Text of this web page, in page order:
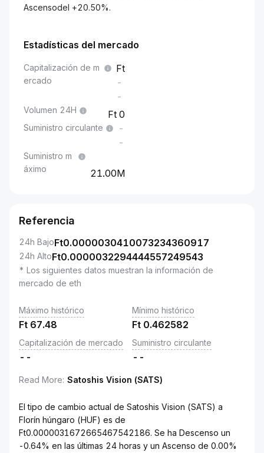
Ascensodel +20.50%.
Estadísticas del mercado
Capitalización de m
ercado
-
-
Volumen 24H 0
Suministro circulante
-
-
Suministro m
áximo
21.00M
Referencia
24h BajoFt0.0000030410073234360917
24h AltoFt0.0000032294444557249543
* Los siguientes datos muestran la información de
mercado de eth
Máximo histórico
Ft 67.48
Mínimo histórico
Ft 0.462582
Capitalización de mercado
--
Suministro circulante
--
Read More: Satoshis Vision (SATS)
El tipo de cambio actual de Satoshis Vision (SATS) a
Florín húngaro (HUF) es de
Ft0.0000031672665467542186. Se ha Descenso un
-0.64% en las últimas 24 horas y un Ascenso de 0.00%